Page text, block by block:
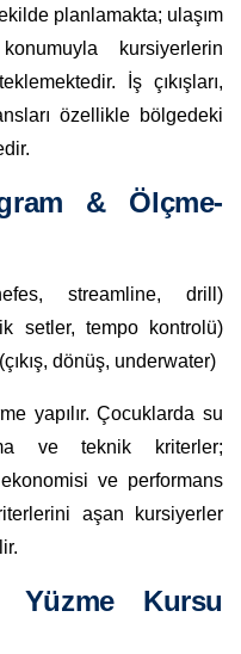
planlamakta; ulaşım
kursiyerlerin
İş çıkışları,
özellikle bölgedeki
& Ölçme-
streamline, drill)
setler, tempo kontrolü)
dönüş, underwater)
yapılır. Çocuklarda su
ve teknik kriterler;
ve performans
aşan kursiyerler
Yüzme Kursu